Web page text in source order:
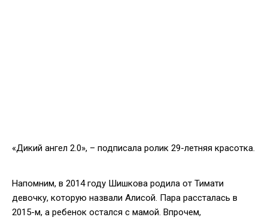
«Дикий ангел 2.0», – подписала ролик 29-летняя красотка.
Напомним, в 2014 году Шишкова родила от Тимати
девочку, которую назвали Алисой. Пара рассталась в
2015-м, а ребенок остался с мамой. Впрочем,